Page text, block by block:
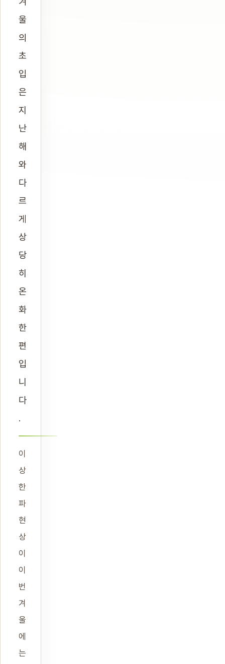
울
의
초
입
은
지
난
해
와
다
르
게
상
당
히
온
화
한
편
입
니
다
.
이
상
한
파
현
상
이
이
번
겨
울
에
는